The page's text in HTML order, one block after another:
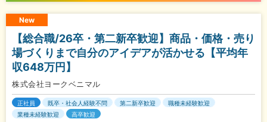
New
【総合職/26卒・第二新卒歓迎】商品・価格・売り
場づくりまで自分のアイデアが活かせる【平均年
収648万円】
株式会社ヨークベニマル
正社員 既卒・社会人経験不問 第二新卒歓迎
職種未経験歓迎
業種未経験歓迎
高卒歓迎